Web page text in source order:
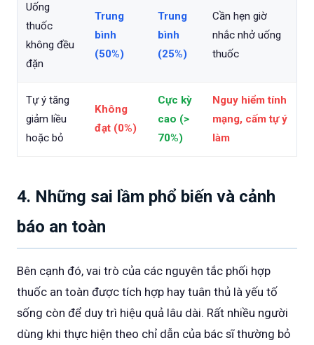
Uống
thuốc
không đều
đặn
Trung
bình
(50%)
Trung
bình
(25%)
Cần hẹn giờ
nhắc nhở uống
thuốc
Tự ý tăng
giảm liều
hoặc bỏ
Không
đạt (0%)
Cực kỳ
cao (>
70%)
Nguy hiểm tính
mạng, cấm tự ý
làm
4. Những sai lầm phổ biến và cảnh
báo an toàn
Bên cạnh đó, vai trò của các nguyên tắc phối hợp
thuốc an toàn được tích hợp hay tuân thủ là yếu tố
sống còn để duy trì hiệu quả lâu dài. Rất nhiều người
dùng khi thực hiện theo chỉ dẫn của bác sĩ thường bỏ